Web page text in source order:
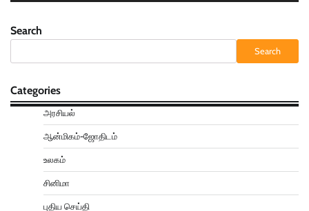
Search
Search
Categories
அரசியல்
ஆன்மிகம்-ஜோதிடம்
உலகம்
சினிமா
புதிய செய்தி